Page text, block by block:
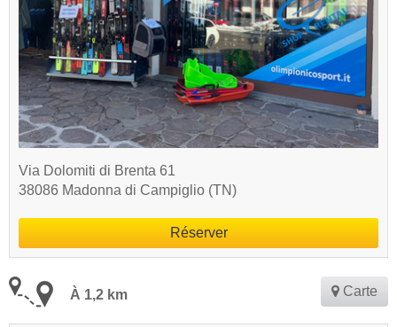
Via Dolomiti di Brenta 61
38086 Madonna di Campiglio (TN)
Réserver
À 1,2 km Carte